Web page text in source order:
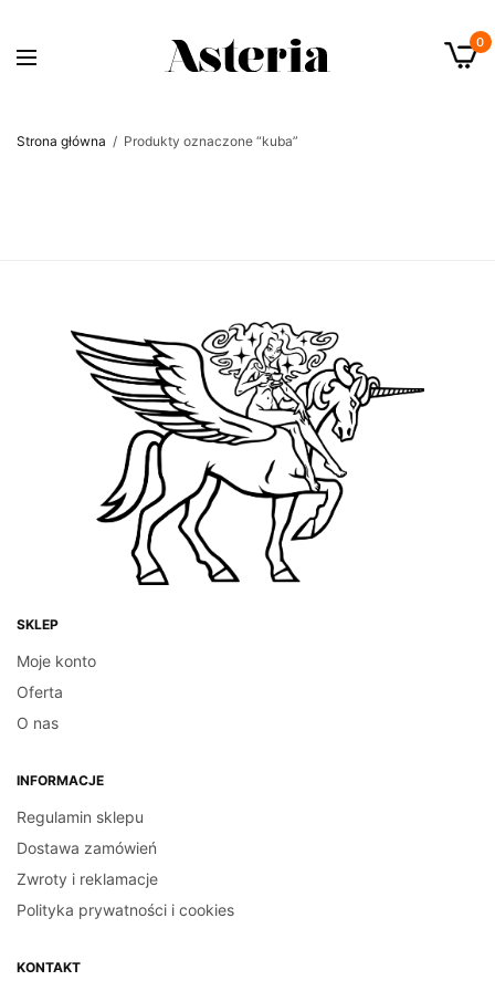
0
Strona główna / Produkty oznaczone “kuba”
SKLEP
Moje konto
Oferta
O nas
INFORMACJE
Regulamin sklepu
Dostawa zamówień
Zwroty i reklamacje
Polityka prywatności i cookies
KONTAKT